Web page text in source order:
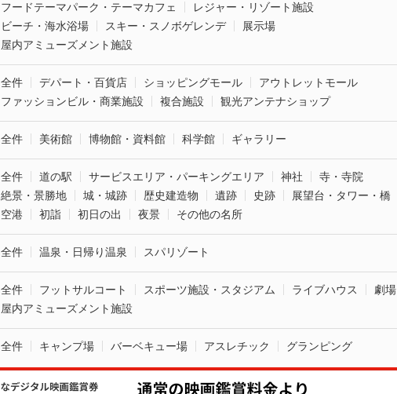
フードテーマパーク・テーマカフェ
レジャー・リゾート施設
ビーチ・海水浴場
スキー・スノボゲレンデ
展示場
屋内アミューズメント施設
全件 デパート・百貨店 ショッピングモール
アウトレットモール
ファッションビル・商業施設
複合施設 観光アンテナショップ
全件 美術館 博物館・資料館 科学館 ギャラリー
全件 道の駅 サービスエリア・パーキングエリア 神社
寺・寺院
絶景・景勝地
城・城跡 歴史建造物 遺跡 史跡
展望台・タワー・橋
空港
初詣 初日の出 夜景 その他の名所
全件 温泉・日帰り温泉 スパリゾート
全件 フットサルコート スポーツ施設・スタジアム ライブハウス
劇場
屋内アミューズメント施設
全件 キャンプ場 バーベキュー場 アスレチック グランピング